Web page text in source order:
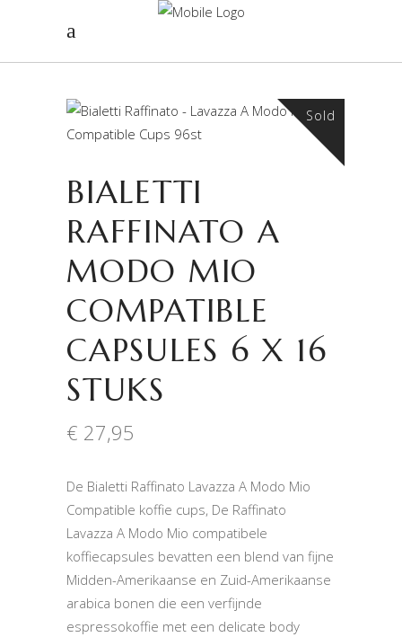
Sold
BIALETTI
RAFFINATO A
MODO MIO
COMPATIBLE
CAPSULES 6 X 16
STUKS
€ 27,95
De Bialetti Raffinato Lavazza A Modo Mio
Compatible koffie cups, De Raffinato
Lavazza A Modo Mio compatibele
koffiecapsules bevatten een blend van fijne
Midden-Amerikaanse en Zuid-Amerikaanse
arabica bonen die een verfijnde
espressokoffie met een delicate body